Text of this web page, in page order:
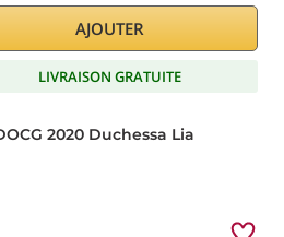
AJOUTER
LIVRAISON GRATUITE
2020 Duchessa Lia